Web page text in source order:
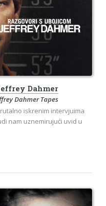
Dahmer
Dahmer Tapes
iskrenim intervjuima
nam uznemirujući uvid u